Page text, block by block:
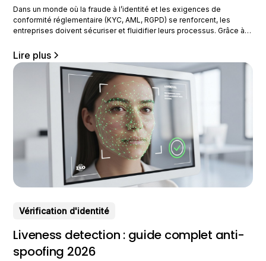
Dans un monde où la fraude à l’identité et les exigences de
conformité réglementaire (KYC, AML, RGPD) se renforcent, les
entreprises doivent sécuriser et fluidifier leurs processus. Grâce à
de contrôler rapidement et avec précision les documents et les
identités. Comment fonctionne cette technologie et comment
l’implémenter efficacement
Lire plus
Vérification d'identité
Liveness detection : guide complet anti-
spoofing 2026